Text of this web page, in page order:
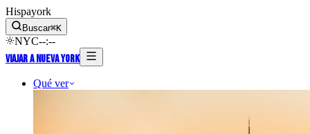
Hispayork
Buscar⌘K
NYC--:--
Viajar a Nueva York
Qué ver